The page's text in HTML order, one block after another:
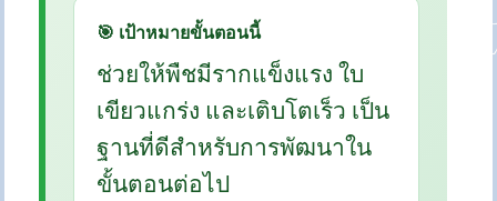
🎯 เป้าหมายขั้นตอนนี้
ช่วยให้พืชมีรากแข็งแรง ใบ
เขียวแกร่ง และเติบโตเร็ว เป็น
ฐานที่ดีสำหรับการพัฒนาใน
ขั้นตอนต่อไป